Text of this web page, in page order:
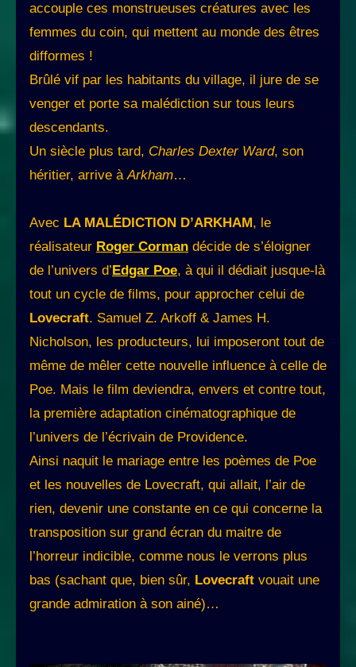
accouple ces monstrueuses créatures avec les
femmes du coin, qui mettent au monde des êtres
difformes !
Brûlé vif par les habitants du village, il jure de se
venger et porte sa malédiction sur tous leurs
descendants.
Un siècle plus tard, Charles Dexter Ward, son
héritier, arrive àArkham…
Avec LA MALÉDICTION D’ARKHAM , le
réalisateur Roger Corman décide de s’éloigner
de l’univers d’ Edgar Poe, à qui il dédiait jusque-là
tout un cycle de films, pour approcher celui de
Lovecraft. Samuel Z. Arkoff & James H.
Nicholson, les producteurs, lui imposeront tout de
même de mêler cette nouvelle influence à celle de
Poe. Mais le film deviendra, envers et contre tout,
la première adaptation cinématographique de
l’univers de l’écrivain de Providence.
Ainsi naquit le mariage entre les poèmes de Poe
et les nouvelles de Lovecraft, qui allait, l’air de
rien, devenir une constante en ce qui concerne la
transposition sur grand écran du maitre de
l’horreur indicible, comme nous le verrons plus
bas (sachant que, bien sûr, Lovecraft vouait une
grande admiration à son ainé)…